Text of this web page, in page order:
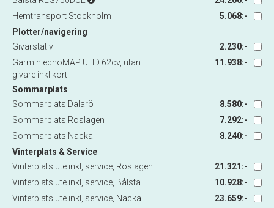
Hemtransport Stockholm
5.068:-
Plotter/navigering
Givarstativ
2.230:-
Garmin echoMAP UHD 62cv, utan
givare inkl kort
11.938:-
Sommarplats
Sommarplats Dalarö
8.580:-
Sommarplats Roslagen
7.292:-
Sommarplats Nacka
8.240:-
Vinterplats & Service
Vinterplats ute inkl, service, Roslagen
21.321:-
Vinterplats ute inkl, service, Bålsta
10.928:-
Vinterplats ute inkl, service, Nacka
23.659:-